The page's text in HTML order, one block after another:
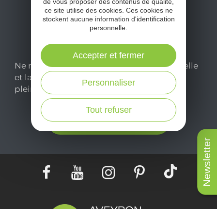
Newsletter
Ne manquez pas notre newsletter mensuelle
et laissez-vous inspirer pour profiter
pleinement de votre séjour en Aveyron.
Je m'abonne ici
ce site utilise des cookies. Ces cookies ne
stockent aucune information d'identification
personnelle.
Tout refuser
Personnaliser
Accepter et fermer